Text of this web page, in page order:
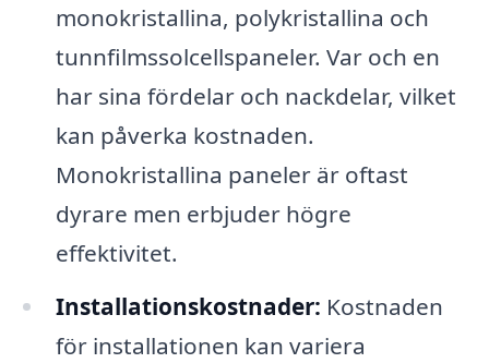
monokristallina, polykristallina och
tunnfilmssolcellspaneler. Var och en
har sina fördelar och nackdelar, vilket
kan påverka kostnaden.
Monokristallina paneler är oftast
dyrare men erbjuder högre
effektivitet.
Installationskostnader: Kostnaden
för installationen kan variera